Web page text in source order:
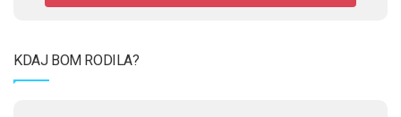
KDAJ BOM RODILA?